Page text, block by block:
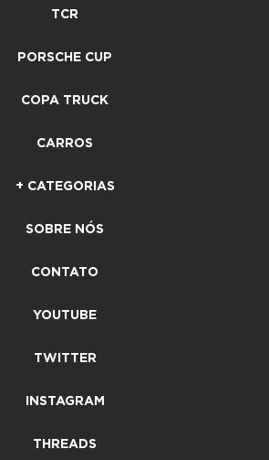
TCR
PORSCHE CUP
COPA TRUCK
CARROS
+ CATEGORIAS
SOBRE NÓS
CONTATO
YOUTUBE
TWITTER
INSTAGRAM
THREADS